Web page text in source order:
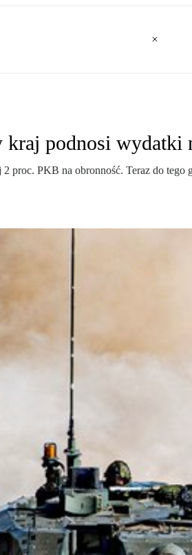
podnosi wydatki
proc. PKB na obronność. Teraz do